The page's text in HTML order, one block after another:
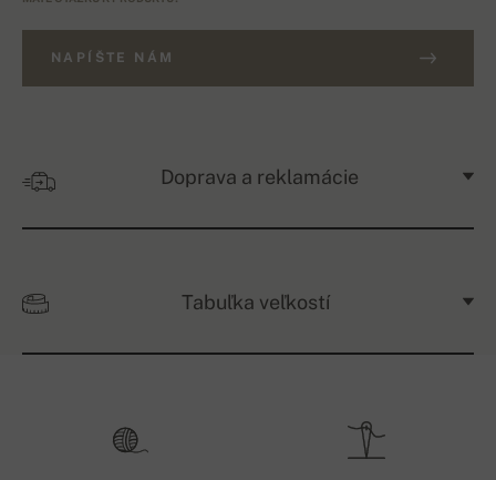
NAPÍŠTE NÁM
Doprava a reklamácie
Tabuľka veľkostí